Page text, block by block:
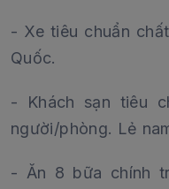
- Xe tiêu chuẩn
Quốc.
- Khách sạn tiêu
người/phòng. Lẻ
- Ăn 8 bữa chính